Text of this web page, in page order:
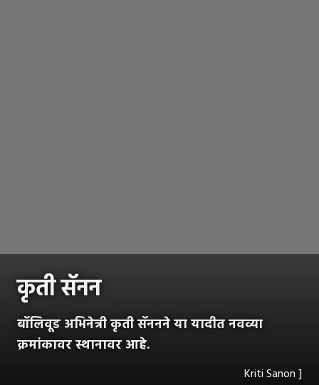
कृती सॅनन
बॉलिवूड अभिनेत्री कृती सॅननने या यादीत नवव्या
क्रमांकावर स्थानावर आहे.
Kriti Sanon ]